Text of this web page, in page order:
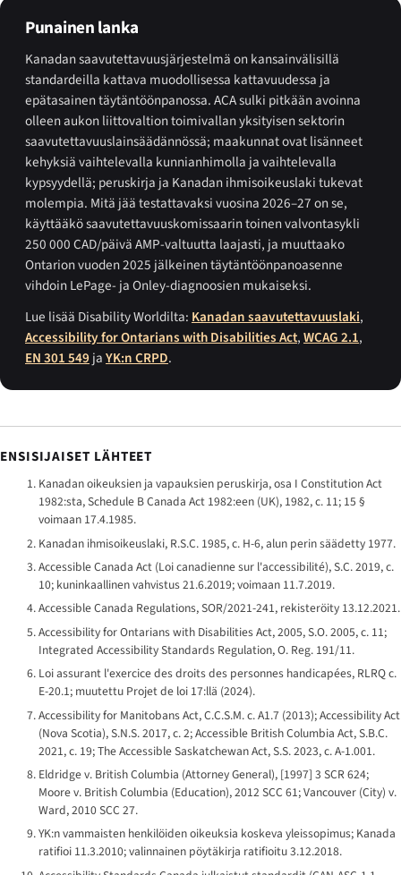
Punainen lanka
Kanadan saavutettavuusjärjestelmä on kansainvälisillä
standardeilla kattava muodollisessa kattavuudessa ja
epätasainen täytäntöönpanossa. ACA sulki pitkään avoinna
olleen aukon liittovaltion toimivallan yksityisen sektorin
saavutettavuuslainsäädännössä; maakunnat ovat lisänneet
kehyksiä vaihtelevalla kunnianhimolla ja vaihtelevalla
kypsyydellä; peruskirja ja Kanadan ihmisoikeuslaki tukevat
molempia. Mitä jää testattavaksi vuosina 2026–27 on se,
käyttääkö saavutettavuuskomissaarin toinen valvontasykli
250 000 CAD/päivä AMP-valtuutta laajasti, ja muuttaako
Ontarion vuoden 2025 jälkeinen täytäntöönpanoasenne
vihdoin LePage- ja Onley-diagnoosien mukaiseksi.
Lue lisää Disability Worldilta: Kanadan saavutettavuuslaki,
Accessibility for Ontarians with Disabilities Act,WCAG 2.1,
EN 301 549 jaYK:n CRPD.
ENSISIJAISET LÄHTEET
Kanadan oikeuksien ja vapauksien peruskirja, osa I Constitution Act
1982:sta, Schedule B Canada Act 1982:een (UK), 1982, c. 11; 15 §
voimaan 17.4.1985.
Kanadan ihmisoikeuslaki, R.S.C. 1985, c. H-6, alun perin säädetty 1977.
Accessible Canada Act (Loi canadienne sur l'accessibilité), S.C. 2019, c.
10; kuninkaallinen vahvistus 21.6.2019; voimaan 11.7.2019.
Accessible Canada Regulations, SOR/2021-241, rekisteröity 13.12.2021.
Accessibility for Ontarians with Disabilities Act, 2005, S.O. 2005, c. 11;
Integrated Accessibility Standards Regulation, O. Reg. 191/11.
Loi assurant l'exercice des droits des personnes handicapées, RLRQ c.
E-20.1; muutettu Projet de loi 17:llä (2024).
Accessibility for Manitobans Act, C.C.S.M. c. A1.7 (2013); Accessibility Act
(Nova Scotia), S.N.S. 2017, c. 2; Accessible British Columbia Act, S.B.C.
2021, c. 19; The Accessible Saskatchewan Act, S.S. 2023, c. A-1.001.
Eldridge v. British Columbia (Attorney General), [1997] 3 SCR 624;
Moore v. British Columbia (Education), 2012 SCC 61;Vancouver (City) v.
Ward, 2010 SCC 27.
YK:n vammaisten henkilöiden oikeuksia koskeva yleissopimus; Kanada
ratifioi 11.3.2010; valinnainen pöytäkirja ratifioitu 3.12.2018.